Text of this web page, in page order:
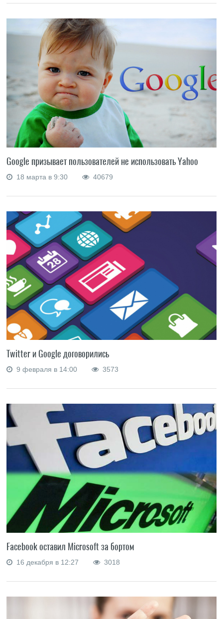
Google призывает пользователей не использовать Yahoo
18 марта в 9:30 40679
Twitter и Google договорились
9 февраля в 14:00 3573
Facebook оставил Microsoft за бортом
16 декабря в 12:27 3018